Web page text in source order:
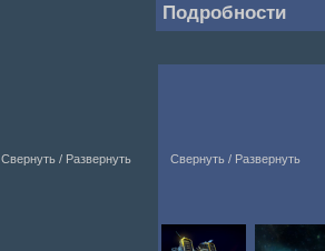
Подробности
Свернуть / Развернуть Свернуть / Развернуть